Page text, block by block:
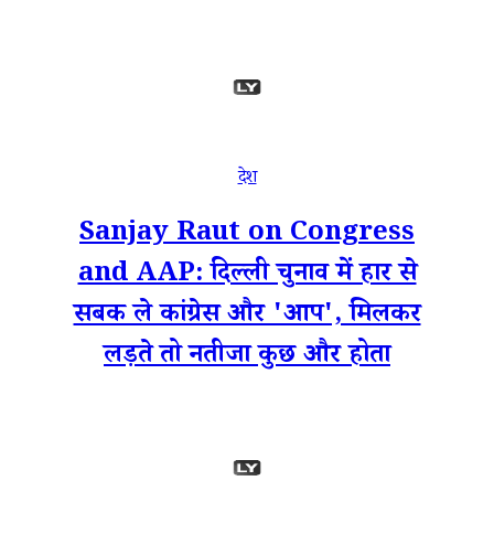
देश
Sanjay Raut on Congress
and AAP: दिल्ली चुनाव में हार से
सबक ले कांग्रेस और 'आप', मिलकर
लड़ते तो नतीजा कुछ और होता